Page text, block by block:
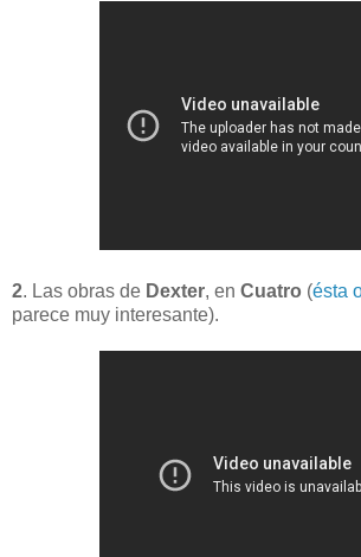
2. Las obras de Dexter, en Cuatro (ésta
parece muy interesante).